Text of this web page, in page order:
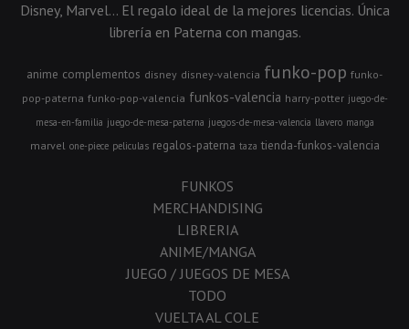
Disney, Marvel... El regalo ideal de la mejores licencias. Única
librería en Paterna con mangas.
anime complementos disney disney-valencia funko-pop funko-
pop-paterna funko-pop-valencia funkos-valencia harry-potter juego-de-
mesa-en-familia juego-de-mesa-paterna juegos-de-mesa-valencia llavero manga
marvel one-piece peliculas regalos-paterna taza tienda-funkos-valencia
FUNKOS
MERCHANDISING
LIBRERIA
ANIME/MANGA
JUEGO / JUEGOS DE MESA
TODO
VUELTA AL COLE